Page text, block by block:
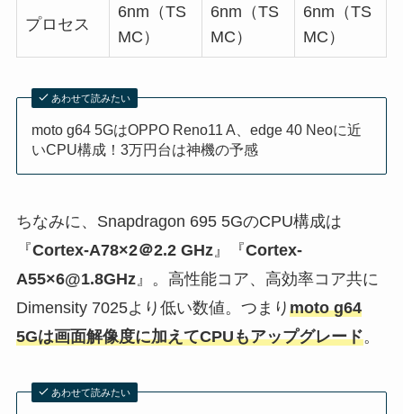
プロセス
6nm（TS
MC）
6nm（TS
MC）
6nm（TS
MC）
あわせて読みたい
moto g64 5GはOPPO Reno11 A、edge 40 Neoに近
いCPU構成！3万円台は神機の予感
ちなみに、Snapdragon 695 5GのCPU構成は
『Cortex-A78×2＠2.2 GHz』『Cortex-
A55×6@1.8GHz』。高性能コア、高効率コア共に
Dimensity 7025より低い数値。つまり moto g64
5Gは画面解像度に加えてCPUもアップグレード。
あわせて読みたい